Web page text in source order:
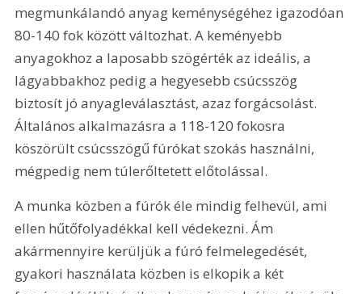
megmunkálandó anyag keménységéhez igazodóan
80-140 fok között változhat. A keményebb
anyagokhoz a laposabb szögérték az ideális, a
lágyabbakhoz pedig a hegyesebb csúcsszög
biztosít jó anyagleválasztást, azaz forgácsolást.
Általános alkalmazásra a 118-120 fokosra
köszörült csúcsszögű fúrókat szokás használni,
mégpedig nem túlerőltetett előtolással.
A munka közben a fúrók éle mindig felhevül, ami
ellen hűtőfolyadékkal kell védekezni. Ám
akármennyire kerüljük a fúró felmelegedését,
gyakori használata közben is elkopik a két